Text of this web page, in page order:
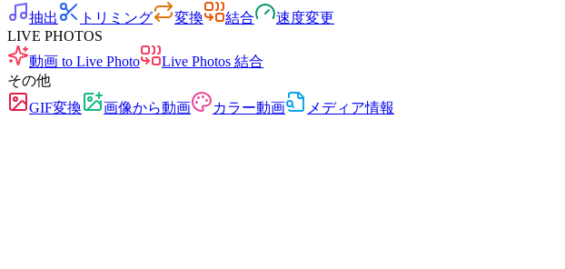
抽出
トリミング 変換 結合
速度変更
LIVE PHOTOS
動画 to Live Photo
Live Photos 結合
その他
GIF変換
画像から動画 カラー動画 メディア情報